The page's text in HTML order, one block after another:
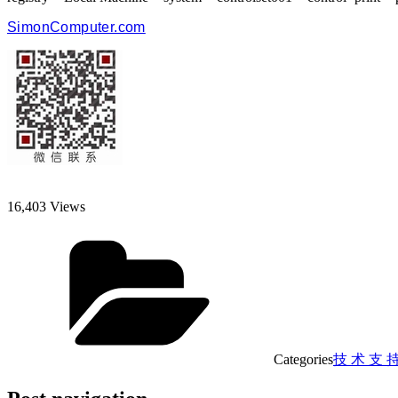
SimonComputer.com
16,403 Views
Categories技 术 支